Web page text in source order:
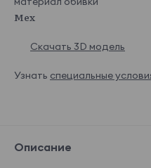
Показать еще
Monaco
Мех
Скачать 3D модель
Узнать специальные
Описание